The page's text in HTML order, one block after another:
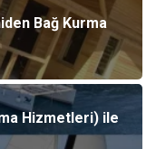
Bağ Kurma
Hizmetleri) ile